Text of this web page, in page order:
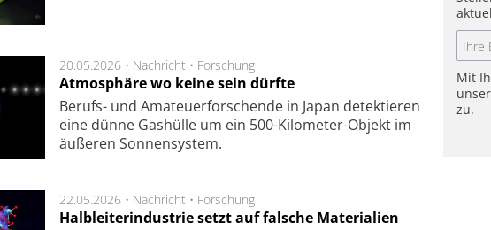
20.05.2026 • Nachricht • Forschung
Atmosphäre wo keine sein dürfte
Berufs- und Ama­teuer­for­schen­de in Japan de­tek­tie­ren
eine dün­ne Gas­hül­le um ein 500-Kilo­meter-Objekt im
äu­ße­ren Son­nen­sys­tem.
22.05.2026 • Nachricht • Forschung
Halbleiterindustrie setzt auf falsche Materialien
Mit
zu.